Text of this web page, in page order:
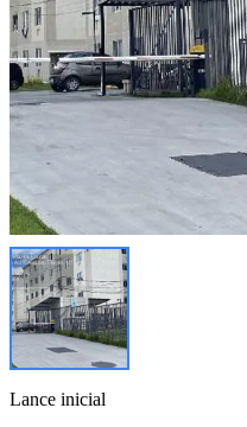
Lance inicial